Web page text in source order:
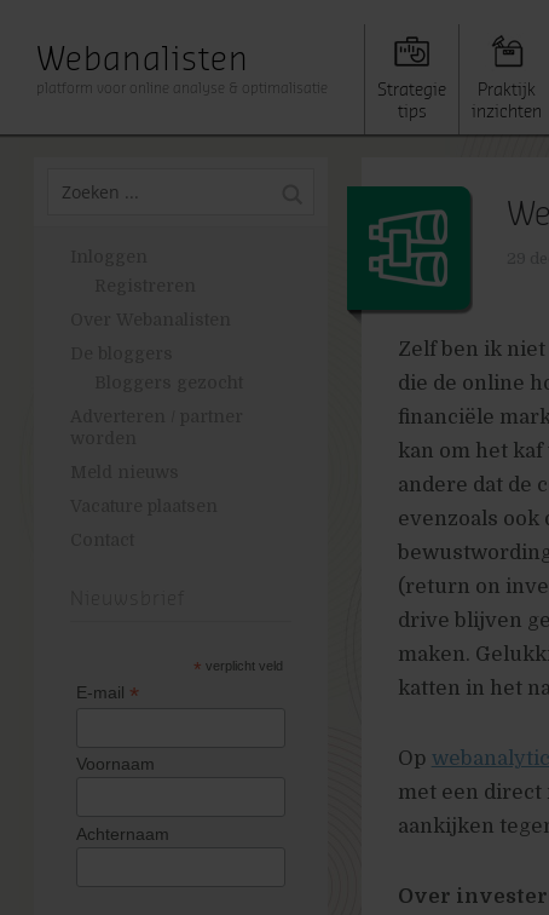
Webanalisten
platform voor online analyse & optimalisatie
Strategie
tips
Praktijk
inzichten
* verplicht veld
E-mail *
Voornaam
Achternaam
Zelf ben ik
die de online
financiële
kan om het
andere dat de
evenzoals
(return on
drive blijven
maken.
katten in het
Op
met een direct
aankijken
Over